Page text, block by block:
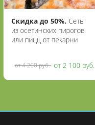
Скидка до 50%. Сеты
из осетинских пирогов
или пицц от пекарни
от 4 200 руб. от 2 100 руб.